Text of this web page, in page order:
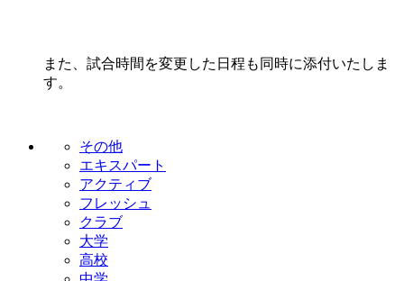
また、試合時間を変更した日程も同時に添付いたしま
す。
その他
エキスパート
アクティブ
フレッシュ
クラブ
大学
高校